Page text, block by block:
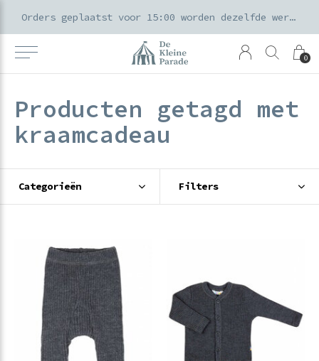
0
Orders geplaatst voor 15:00 worden dezelfde werkdag verzonden
Producten getagd met
kraamcadeau
Categorieën Filters